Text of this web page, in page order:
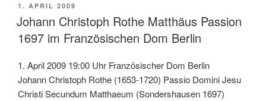
VERÖFFENTLICHT
AM
1. APRIL 2009
Johann Christoph Rothe Matthäus Passion
1697 im Französischen Dom Berlin
1. April 2009 19:00 Uhr Französischer Dom Berlin
Johann Christoph Rothe (1653-1720) Passio Domini Jesu
Christi Secundum Matthaeum (Sondershausen 1697)